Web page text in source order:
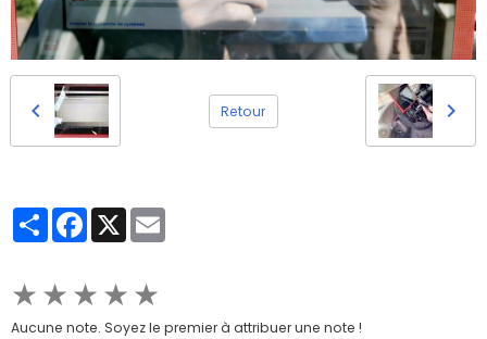
Retour
PartagerFacebook
X
★★★★★
Aucune note. Soyez le premier à attribuer une note !